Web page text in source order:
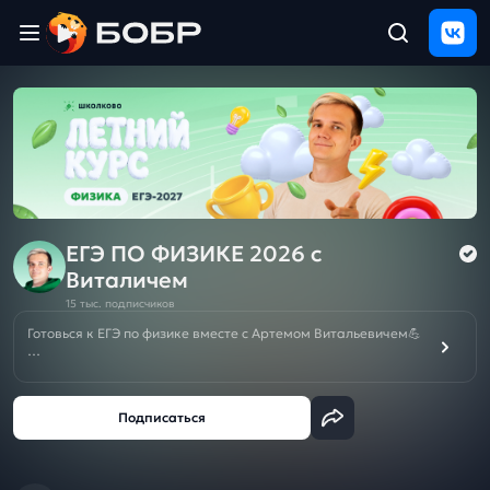
ЩЕЛЧОК
2026
Полезные
материалы
Проверка
сочинений
Тех
и
ЕГЭ ПО ФИЗИКЕ 2026 с
Виталичем
15 тыс. подписчиков
Готовься к ЕГЭ по физике вместе с Артемом Витальевичем💪
никакой зубрешки! Подписывайся, чтобы шарить в физике